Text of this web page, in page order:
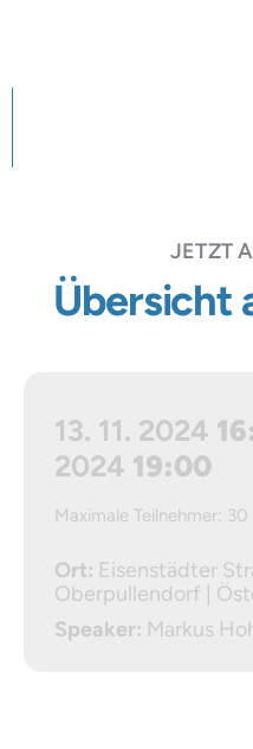
JETZT
Übersicht
13. 11. 2024
2024 19:00
Maximale Teilnehmer: 30
Ort: Eisenstädter
Oberpullendorf |
Speaker: Markus